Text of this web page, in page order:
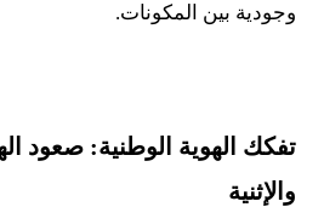
وجودية بين المكونات.
تفكك الهوية الوطنية: صعود
والإثنية